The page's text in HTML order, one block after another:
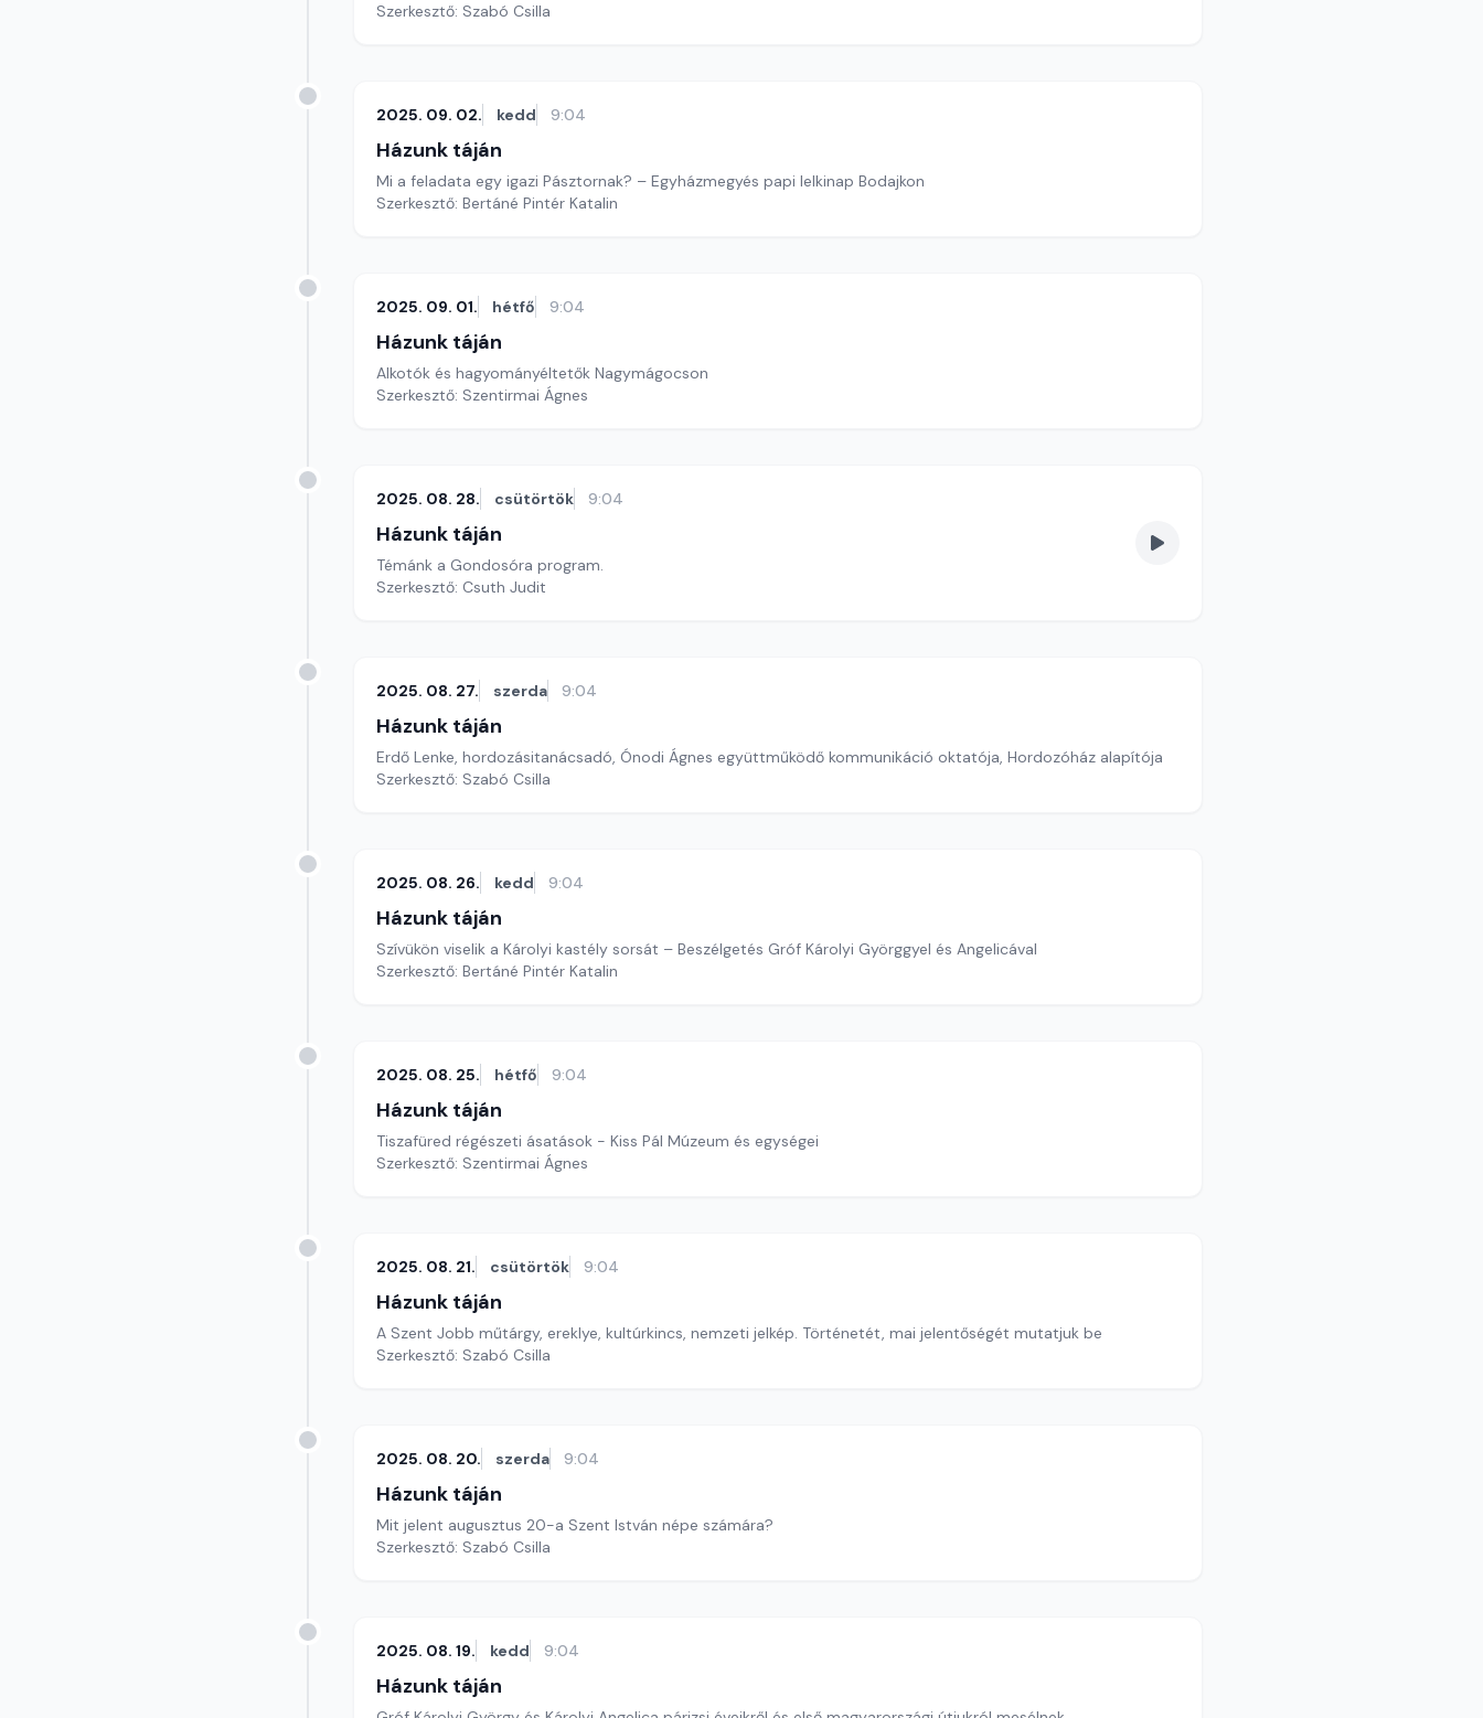
Szerkesztő: Szabó Csilla
2025. 09. 02. kedd 9:04
Házunk táján
Mi a feladata egy igazi Pásztornak? – Egyházmegyés papi lelkinap Bodajkon
Szerkesztő: Bertáné Pintér Katalin
2025. 09. 01. hétfő 9:04
Házunk táján
Alkotók és hagyományéltetők Nagymágocson
Szerkesztő: Szentirmai Ágnes
2025. 08. 28. csütörtök 9:04
Házunk táján
Témánk a Gondosóra program.
Szerkesztő: Csuth Judit
2025. 08. 27. szerda 9:04
Házunk táján
Erdő Lenke, hordozásitanácsadó, Ónodi Ágnes együttműködő kommunikáció oktatója, Hordozóház alapítója
Szerkesztő: Szabó Csilla
2025. 08. 26. kedd 9:04
Házunk táján
Szívükön viselik a Károlyi kastély sorsát – Beszélgetés Gróf Károlyi Györggyel és Angelicával
Szerkesztő: Bertáné Pintér Katalin
2025. 08. 25. hétfő 9:04
Házunk táján
Tiszafüred régészeti ásatások - Kiss Pál Múzeum és egységei
Szerkesztő: Szentirmai Ágnes
2025. 08. 21. csütörtök 9:04
Házunk táján
A Szent Jobb műtárgy, ereklye, kultúrkincs, nemzeti jelkép. Történetét, mai jelentőségét mutatjuk be
Szerkesztő: Szabó Csilla
2025. 08. 20. szerda 9:04
Házunk táján
Mit jelent augusztus 20-a Szent István népe számára?
Szerkesztő: Szabó Csilla
2025. 08. 19. kedd 9:04
Házunk táján